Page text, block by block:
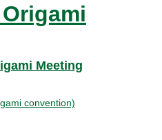
Meeting
convention)